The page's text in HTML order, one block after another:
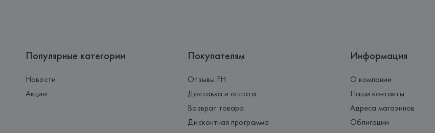
Популярные категории
Новости
Акции
Покупателям
Отзывы FH
Доставка и оплата
Возврат товара
Дисконтная программа
Информация
О компании
Наши контакты
Адреса магазинов
Облигации